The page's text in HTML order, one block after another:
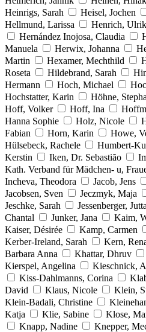
Heinrigs, Sarah
Heisel, Jochen
Hellmund, Larissa
Henrich,
Hernández Inojosa, Claudia
Manuela
Herwix, Johanna
Martin
Hexamer, Mechthild
Roseta
Hildebrand, Sarah
Hermann
Hoch, Michael
Hochstatter, Karin
Höhne,
Hoff, Volker
Hoff, Ina
Hanna Sophie
Holz, Nicole
Fabian
Horn, Karin Howe,
Hülsebeck, Rachele
Humbert-
Kerstin
Iken, Dr. Sebastião
Kath. Verband für Mädchen- u,
Incheva, Theodora
Jacob, Jens
Jacobsen, Sven
Jeczmyk, Maja
Jeschke, Sarah
Jessenberger, Jutta
Chantal
Junker, Jana Kaim,
Kaiser, Désirée
Kamp, Carmen
Kerber-Ireland, Sarah
Kern,
Barbara Anna
Khattar, Dhruv
Kierspel, Angelina
Kieschnick,
Kiss-Dahlmanns, Corina
David
Klaus, Nicole Klein,
Klein-Badali, Christine
Katja
Klie, Sabine Klose,
Knapp, Nadine
Knepper,